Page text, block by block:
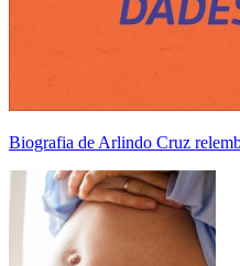
Biografia de Arlindo Cruz